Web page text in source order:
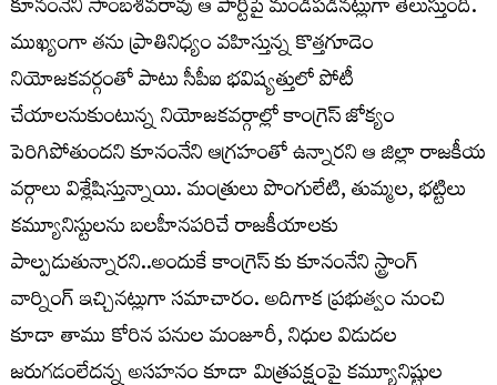
కూనంనేని సాంబశివరావు ఆ పార్టీపై మండిపడినట్లుగా తెలుస్తుంది.
ముఖ్యంగా తను ప్రాతినిధ్యం వహిస్తున్న కొత్తగూడెం
నియోజకవర్గంతో పాటు సీపీఐ భవిష్యత్తులో పోటీ
చేయాలనుకుంటున్న నియోజకవర్గాల్లో కాంగ్రెస్ జోక్యం
పెరిగిపోతుందని కూనంనేని ఆగ్రహంతో ఉన్నారని ఆ జిల్లా రాజకీయ
వర్గాలు విశ్లేషిస్తున్నాయి. మంత్రులు పొంగులేటి, తుమ్మల, భట్టిలు
కమ్యూనిస్టులను బలహీనపరిచే రాజకీయాలకు
పాల్పడుతున్నారని..అందుకే కాంగ్రెస్ కు కూనంనేని స్ట్రాంగ్
వార్నింగ్ ఇచ్చినట్లుగా సమాచారం. అదిగాక ప్రభుత్వం నుంచి
కూడా తాము కోరిన పనుల మంజూరీ, నిధుల విడుదల
జరుగడంలేదన్న అసహనం కూడా మిత్రపక్షంపై కమ్యూనిష్టుల